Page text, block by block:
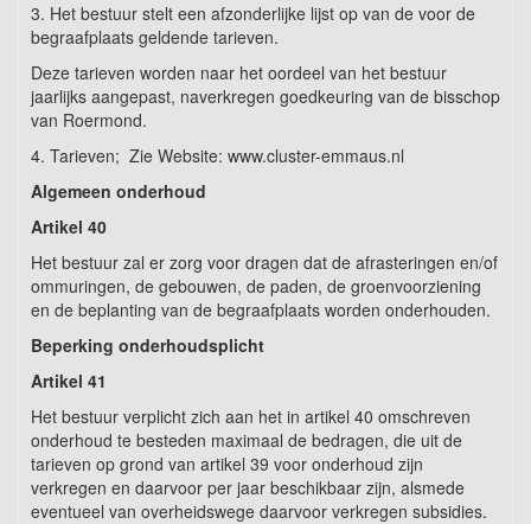
3. Het bestuur stelt een afzonderlijke lijst op van de voor de
begraafplaats geldende tarieven.
Deze tarieven worden naar het oordeel van het bestuur
jaarlijks aangepast, naverkregen goedkeuring van de bisschop
van Roermond.
4. Tarieven; Zie Website: www.cluster-emmaus.nl
Algemeen onderhoud
Artikel 40
Het bestuur zal er zorg voor dragen dat de afrasteringen en/of
ommuringen, de gebouwen, de paden, de groenvoorziening
en de beplanting van de begraafplaats worden onderhouden.
Beperking onderhoudsplicht
Artikel 41
Het bestuur verplicht zich aan het in artikel 40 omschreven
onderhoud te besteden maximaal de bedragen, die uit de
tarieven op grond van artikel 39 voor onderhoud zijn
verkregen en daarvoor per jaar beschikbaar zijn, alsmede
eventueel van overheidswege daarvoor verkregen subsidies.